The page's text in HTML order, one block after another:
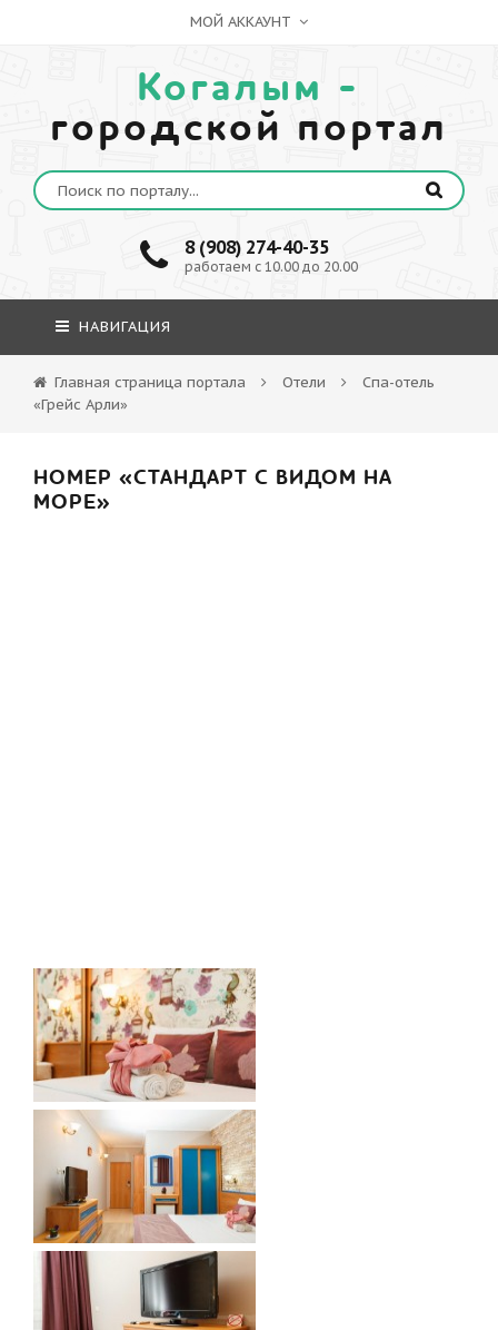
МОЙ АККАУНТ
Когалым -
городской портал
8 (908) 274-40-35
работаем с 10.00 до 20.00
НАВИГАЦИЯ
Главная страница портала Отели
Спа-отель
«Грейс Арли»
НОМЕР «СТАНДАРТ С ВИДОМ НА
МОРЕ»